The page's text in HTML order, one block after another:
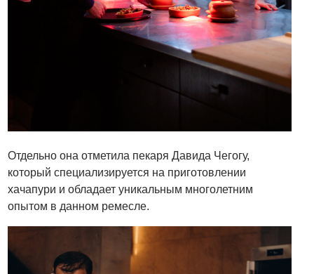
Отдельно она отметила пекаря Давида Чегогу,
который специализируется на приготовлении
хачапури и обладает уникальным многолетним
опытом в данном ремесле.